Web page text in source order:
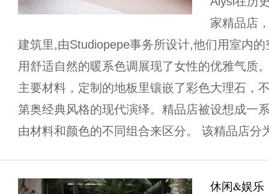
家精品店
建筑里,由Studiopepe事务所设计,他们用室内
用舒适自然的暖系色调展现了女性的优雅气质
主要材料，定制的地板里镶嵌了彩色大理石，
第奥经典风格的现代演绎。精品店被设想成一
由材料和颜色的不同组合来区分。 该精品店
休闲&娱乐